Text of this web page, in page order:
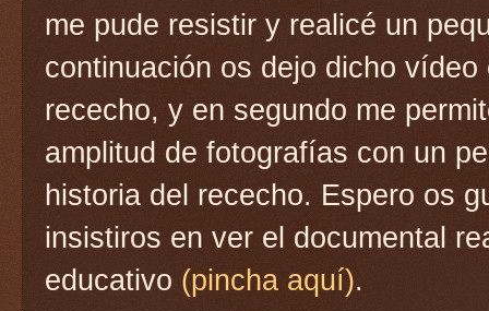
me pude resistir y realicé un
continuación os dejo dicho
rececho, y en segundo me
amplitud de fotografías con un
historia del rececho. Espero os
insistiros en ver el documental
educativo (pincha aquí).